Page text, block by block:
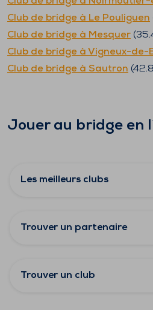
Club de bridge à Le Pouliguen
Club de bridge à Mesquer (
Club de bridge à Vigneux-de-
Club de bridge à Sautron (42.8
Jouer au bridge en
Les meilleurs clubs
Trouver un partenaire
Trouver un club